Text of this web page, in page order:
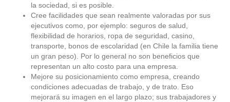
la sociedad, si es posible.
Cree facilidades que sean realmente valoradas por sus
ejecutivos como, por ejemplo: seguros de salud,
flexibilidad de horarios, ropa de seguridad, casino,
transporte, bonos de escolaridad (en Chile la familia tiene
un gran peso). Por lo general no son beneficios que
representan un alto costo para una empresa.
Mejore su posicionamiento como empresa, creando
condiciones adecuadas de trabajo, y de trato. Eso
mejorará su imagen en el largo plazo; sus trabajadores y